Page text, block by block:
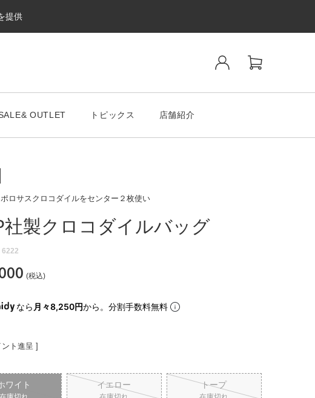
提供
OUTLET トピックス 店舗紹介
ブランド
Christiano Romeo
ALLAMODA MILAMO
SALE& OUTLET
ロサスクロコダイルをセンター２枚使い
社製クロコダイルバッグ
6222
税込
なら 月々8,250円から。分割手数料無料
ント進呈 ]
ワイト イエロー トープ